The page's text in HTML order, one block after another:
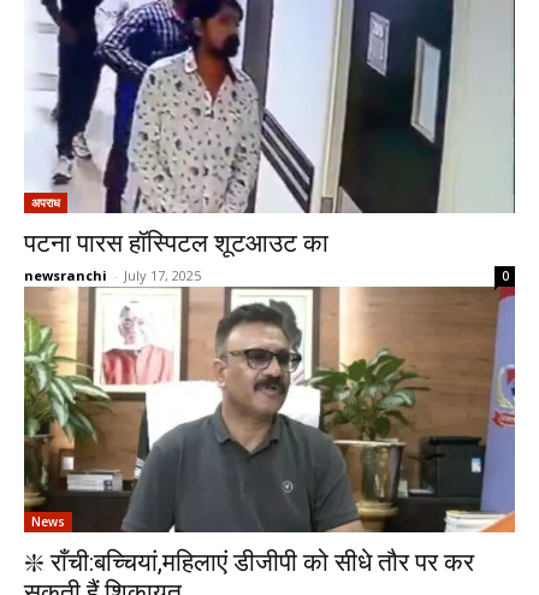
अपराध
पटना पारस हॉस्पिटल शूटआउट का
newsranchi - July 17, 2025 0
News
❇️ राँची:बच्चियां,महिलाएं डीजीपी को सीधे तौर पर कर